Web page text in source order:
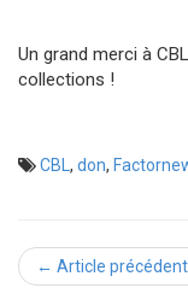
Un grand merci à
collections !
CBL, don,
← Article précédent